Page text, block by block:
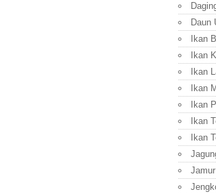
Daun
Ikan
Ikan
Ikan
Ikan
Ikan
Ikan
Ikan
Jamur